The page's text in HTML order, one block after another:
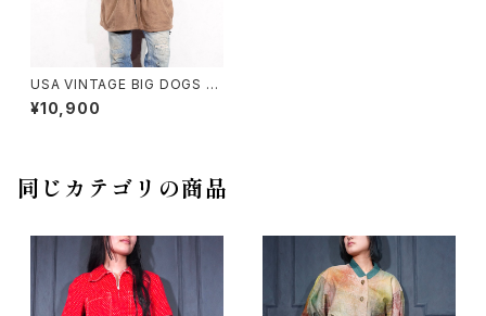
USA VINTAGE BIG DOGS E
MBROIDERY DESIGN FLEEC
E ZIP UP HOODIE/アメリカ古
¥10,900
同じカテゴリの商品